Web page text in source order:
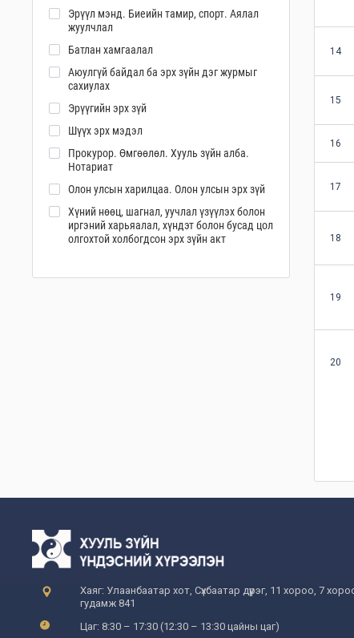
Эрүүл мэнд. Биеийн тамир, спорт. Аялал
жуулчлал
Батлан хамгаалал
Аюулгүй байдал ба эрх зүйн дэг журмыг
сахиулах
Эрүүгийн эрх зүй
Шүүх эрх мэдэл
Прокурор. Өмгөөлөл. Хууль зүйн алба.
Нотариат
Олон улсын харилцаа. Олон улсын эрх зүй
Хүний нөөц, шагнал, уучлал үзүүлэх болон
иргэний харьяалал, хүндэт болон бусад цол
олгохтой холбогдсон эрх зүйн акт
14
15
16
17
18
19
20
Хаяг: Улаанбаатар хот, Сүхбаатар дүүрэг, 11 хороо, 7
гудамж 841
Цаг: 8:30 – 17:30 (12:30 – 13:30 цайны цаг)